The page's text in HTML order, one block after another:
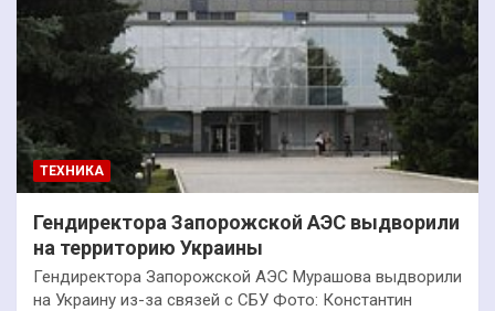
ТЕХНИКА
Гендиректора Запорожской АЭС выдворили
на территорию Украины
Гендиректора Запорожской АЭС Мурашова выдворили
на Украину из-за связей с СБУ Фото: Константин